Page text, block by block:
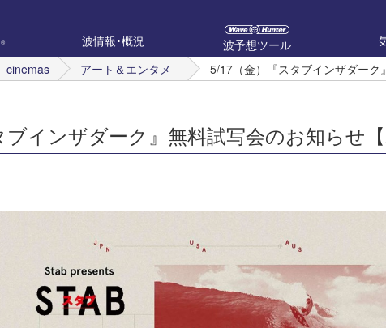
波情報･概況
波予想ツール
cinemas アート＆エンタメ 5/17（金）『スタブインザダーク
インザダーク』無料試写会のお知らせ【